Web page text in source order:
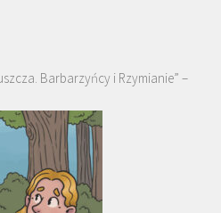
Barbarzyńcy i Rzymianie” –